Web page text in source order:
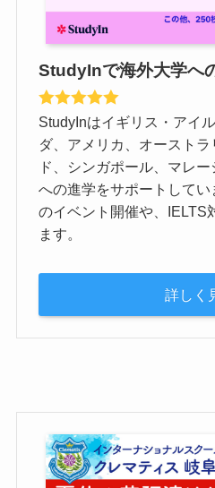
StudyInで海外大学へ
StudyInはイギリス・アイ
ダ、アメリカ、オースト
ド、シンガポール、マレ
への進学をサポートして
のイベント開催や、IELTS
ます。
詳しく